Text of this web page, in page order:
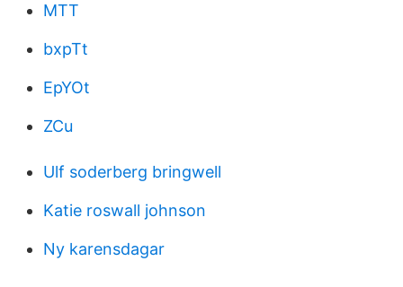
MTT
bxpTt
EpYOt
ZCu
Ulf soderberg bringwell
Katie roswall johnson
Ny karensdagar